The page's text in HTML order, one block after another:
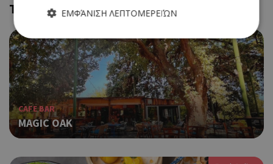
Trending
CAFE BAR
MAGIC OAK
ΕΜΦΆΝΙΣΗ ΛΕΠΤΟΜΕΡΕΙΏΝ
Απολύτως απαραίτητα
Απόδοσης
Στόχευσης
Λειτουργικότητας
Τα απολύτως απαραίτητα cookies επιτρέπουν βασικές
λειτουργίες του ιστότοπου, όπως τη σύνδεση χρήστη και τη
διαχείριση λογαριασμού. Ο ιστότοπος δεν μπορεί να
χρησιμοποιηθεί σωστά χωρίς τα απολύτως απαραίτητα
Προμηθευτής